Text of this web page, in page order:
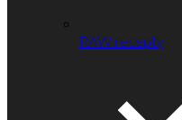
RAW recepty